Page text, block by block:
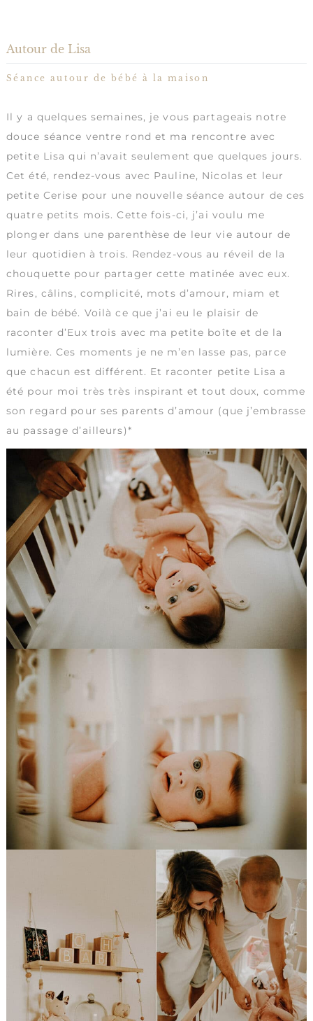
Autour de Lisa
Séance autour de bébé à la maison
Il y a quelques semaines, je vous partageais notre
douce séance ventre rond et ma rencontre avec
petite Lisa qui n’avait seulement que quelques jours.
Cet été, rendez-vous avec Pauline, Nicolas et leur
petite Cerise pour une nouvelle séance autour de ces
quatre petits mois. Cette fois-ci, j’ai voulu me
plonger dans une parenthèse de leur vie autour de
leur quotidien à trois. Rendez-vous au réveil de la
chouquette pour partager cette matinée avec eux.
Rires, câlins, complicité, mots d’amour, miam et
bain de bébé. Voilà ce que j’ai eu le plaisir de
raconter d’Eux trois avec ma petite boîte et de la
lumière. Ces moments je ne m’en lasse pas, parce
que chacun est différent. Et raconter petite Lisa a
été pour moi très très inspirant et tout doux, comme
son regard pour ses parents d’amour (que j’embrasse
au passage d’ailleurs)*